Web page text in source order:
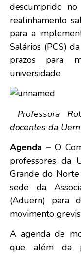
descumprido
realinhamento
para a
Salários (PCS)
prazos para
universidade.
Professora
docentes da Uern
Agenda –O
professores da
Grande do
sede da
(Aduern) para
movimento
A agenda de
que além da